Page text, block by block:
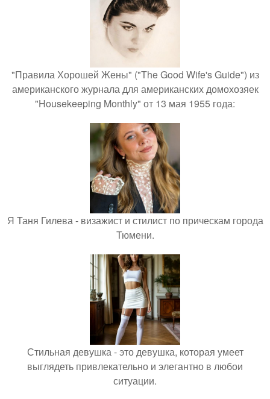
"Правила Хорошей Жены" ("The Good Wife's Guide") из
американского журнала для американских домохозяек
"Housekeeping Monthly" от 13 мая 1955 года:
Я Таня Гилева - визажист и стилист по прическам города
Тюмени.
Стильная девушка - это девушка, которая умеет
выглядеть привлекательно и элегантно в любои
ситуации.